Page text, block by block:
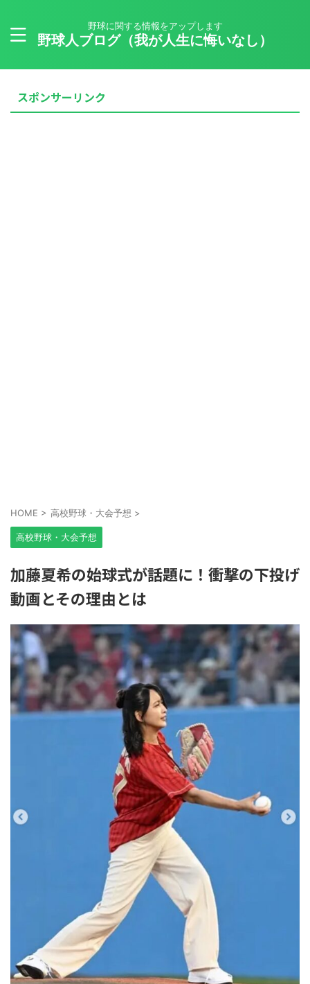
野球に関する情報をアップします
野球人ブログ（我が人生に悔いなし）
スポンサーリンク
HOME > 高校野球・大会予想 >
高校野球・大会予想
加藤夏希の始球式が話題に！衝撃の下投げ
動画とその理由とは